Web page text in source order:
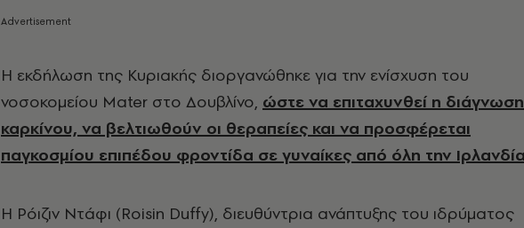
Η εκδήλωση της Κυριακής διοργανώθηκε για την ενίσχυση του
νοσοκομείου Mater στο Δουβλίνο, ώστε να επιταχυνθεί η διάγνωση
καρκίνου, να βελτιωθούν οι θεραπείες και να προσφέρεται
παγκοσμίου επιπέδου φροντίδα σε γυναίκες από όλη την
Η Ρόιζιν Ντάφι (Roisin Duffy), διευθύντρια ανάπτυξης του ιδρύματος